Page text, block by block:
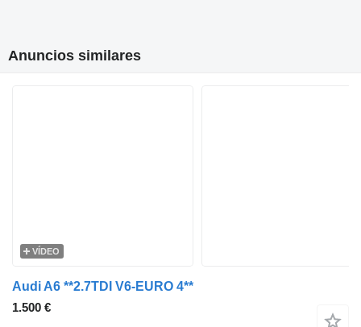
Anuncios similares
VÍDEO
Audi A6 **2.7TDI V6-EURO 4**
1.500 €